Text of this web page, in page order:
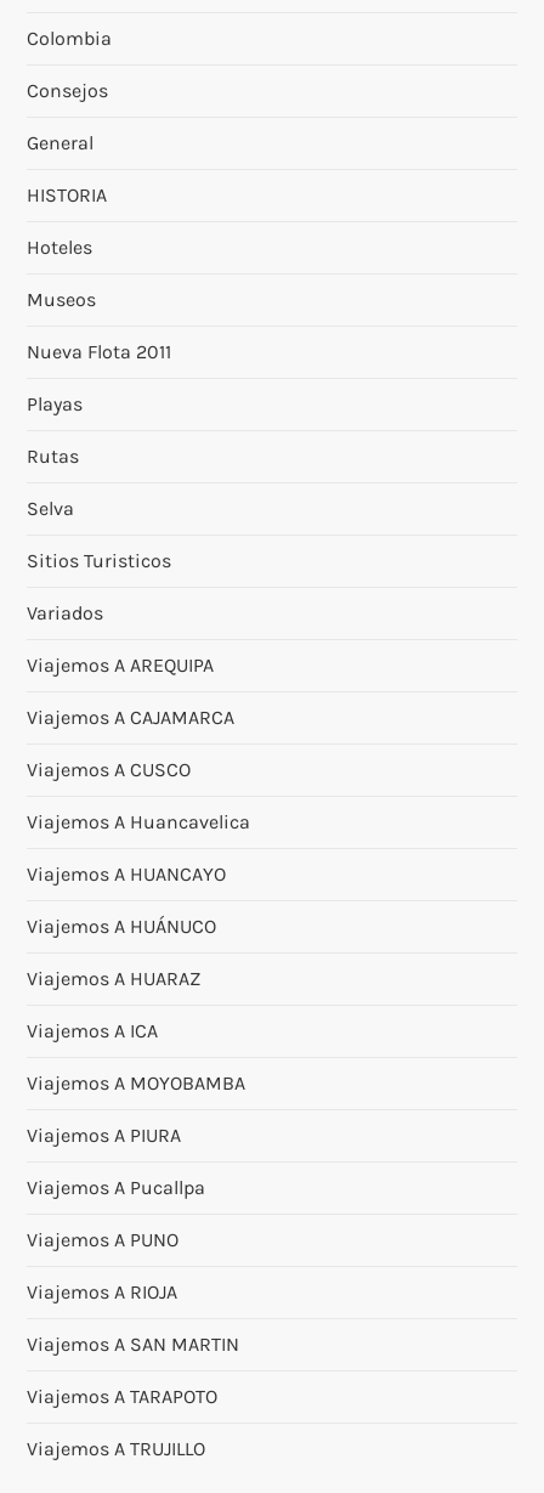
Colombia
Consejos
General
HISTORIA
Hoteles
Museos
Nueva Flota 2011
Playas
Rutas
Selva
Sitios Turisticos
Variados
Viajemos A AREQUIPA
Viajemos A CAJAMARCA
Viajemos A CUSCO
Viajemos A Huancavelica
Viajemos A HUANCAYO
Viajemos A HUÁNUCO
Viajemos A HUARAZ
Viajemos A ICA
Viajemos A MOYOBAMBA
Viajemos A PIURA
Viajemos A Pucallpa
Viajemos A PUNO
Viajemos A RIOJA
Viajemos A SAN MARTIN
Viajemos A TARAPOTO
Viajemos A TRUJILLO